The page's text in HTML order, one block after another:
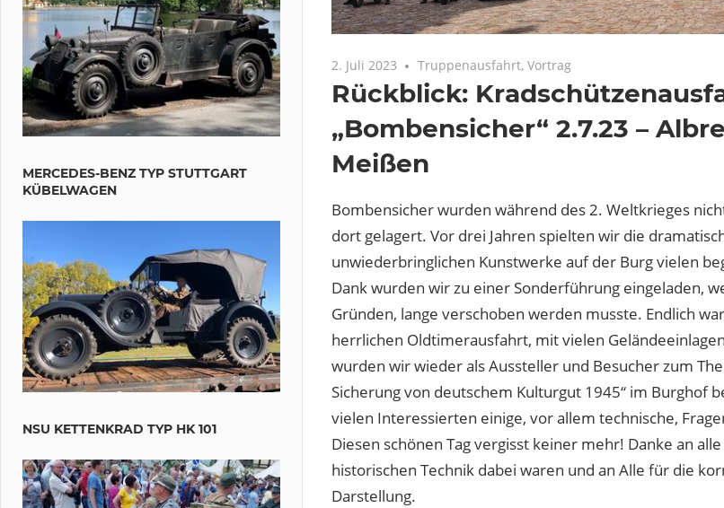
2. Juli 2023 Keine Kommentare
Truppenausfahrt,Vortrag
Rückblick:
„Bombensicher“ 2.7.23 –
Meißen
Bombensicher wurden während des 2. Weltkrieges
dort gelagert. Vor drei Jahren spielten wir die
unwiederbringlichen Kunstwerke auf der Burg vielen
Dank wurden wir zu einer Sonderführung eingeladen,
Gründen, lange verschoben werden musste. Endlich
herrlichen Oldtimerausfahrt, mit vielen
wurden wir wieder als Aussteller und Besucher zum
Sicherung von deutschem Kulturgut 1945“ im Burghof
vielen Interessierten einige, vor allem technische,
Diesen schönen Tag vergisst keiner mehr! Danke an
historischen Technik dabei waren und an Alle für die
Darstellung.
MERCEDES-BENZ TYP STUTTGART
KÜBELWAGEN
NSU KETTENKRAD TYP HK 101